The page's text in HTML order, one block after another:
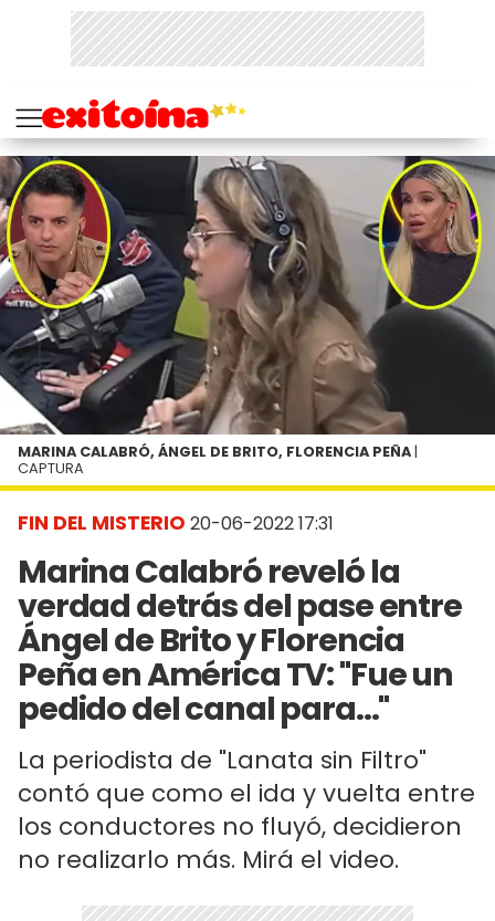
FIN DEL MISTERIO 20-06-2022 17:31
Marina Calabró reveló la
verdad detrás del pase entre
Ángel de Brito y Florencia
Peña en América TV: "Fue un
pedido del canal para..."
La periodista de "Lanata sin Filtro"
contó que como el ida y vuelta entre
los conductores no fluyó, decidieron
no realizarlo más. Mirá el video.
MARINA CALABRÓ, ÁNGEL DE BRITO, FLORENCIA PEÑA |
CAPTURA